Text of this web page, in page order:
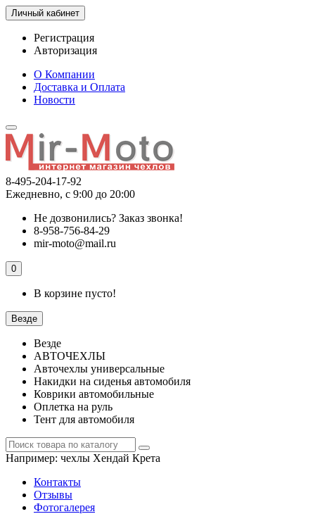
Личный кабинет
Регистрация
Авторизация
О Компании
Доставка и Оплата
Новости
8-495-204-17-92
Ежедневно, с 9:00 до 20:00
Не дозвонились? Заказ звонка!
8-958-756-84-29
mir-moto@mail.ru
0
В корзине пусто!
Везде
Везде
АВТОЧЕХЛЫ
Авточехлы универсальные
Накидки на сиденья автомобиля
Коврики автомобильные
Оплетка на руль
Тент для автомобиля
Например: чехлы Хендай Крета
Контакты
Отзывы
Фотогалерея